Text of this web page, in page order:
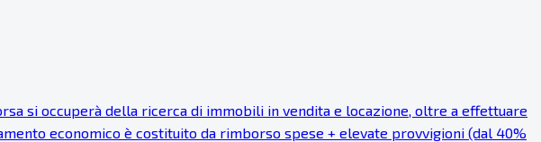
si occuperà della ricerca di immobili in vendita e locazione, oltre a effettuare
economico è costituito da rimborso spese + elevate provvigioni (dal 40%